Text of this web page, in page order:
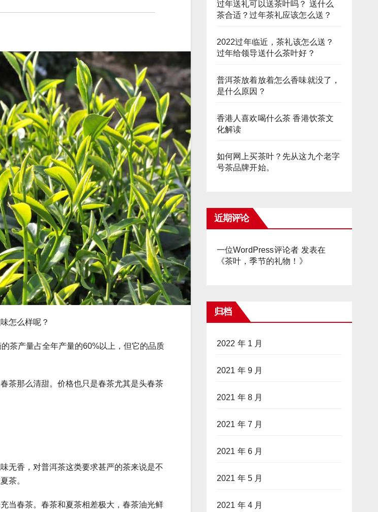
怎么样呢？
茶产量占全年产量的60%以上，但它的品质
茶那么清甜。价格也只是春茶尤其是头春茶
无香，对普洱茶这类要求甚严的茶来说是不
茶。
当春茶。春茶和夏茶相差极大，春茶油光鲜
过年送礼可以送茶叶吗？ 送什么
茶合适？过年茶礼应该怎么送？
2022过年临近，茶礼该怎么送？
过年给领导送什么茶叶好？
普洱茶放着放着怎么香味就没了，
是什么原因？
香港人喜欢喝什么茶 香港饮茶文
化解读
如何网上买茶叶？先从这九个老字
号茶品牌开始。
近期评论
一位WordPress评论者 发表在
《茶叶，季节的礼物！ 》
归档
2022 年 1 月
2021 年 9 月
2021 年 8 月
2021 年 7 月
2021 年 6 月
2021 年 5 月
2021 年 4 月